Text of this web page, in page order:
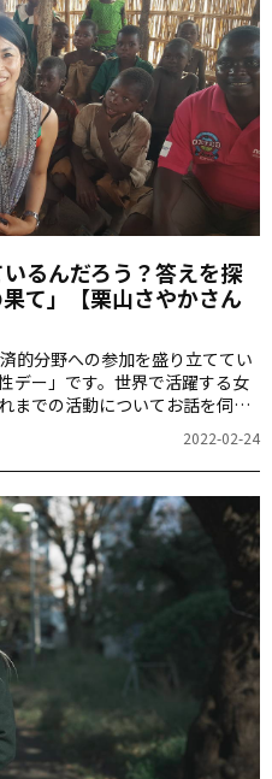
るんだろう？答えを探
て」【栗山さやかさん
的分野への参加を盛り立ててい
デー」です。世界で活躍する女
までの活動についてお話を伺い
栗山さやかさんへのインタビュ
2022-02-24